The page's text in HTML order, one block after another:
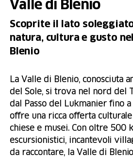
Valle di Blenio
Scoprite il lato
natura, cultura e gusto
Blenio
La Valle di Blenio, conosciuta
del Sole, si trova nel nord del
dal Passo del Lukmanier fino a
offre una ricca offerta
chiese e musei. Con oltre 500
escursionistici, incantevoli
da raccontare, la Valle di